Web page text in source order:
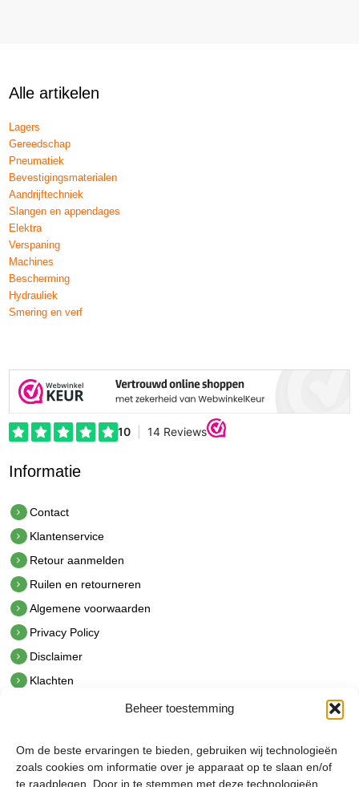
Beheer toestemming
Om de beste ervaringen te bieden, gebruiken wij technologieën
zoals cookies om informatie over je apparaat op te slaan en/of
te raadplegen. Door in te stemmen met deze technologieën
Alle artikelen
Lagers
Gereedschap
Pneumatiek
Bevestigingsmaterialen
Aandrijftechniek
Slangen en appendages
Elektra
Verspaning
Machines
Bescherming
Hydrauliek
Smering en verf
Informatie
Contact
Klantenservice
Retour aanmelden
Ruilen en retourneren
Algemene voorwaarden
Privacy Policy
Disclaimer
Klachten
hetindustriehuis B.V.
De Hoek 1 1601 MR Enkhuizen
t.0228 53 00 40